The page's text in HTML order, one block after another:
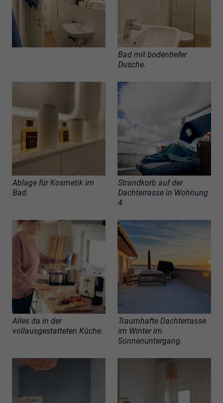
Bad mit bodentiefer
Dusche.
Ablage für Kosmetik im
Bad.
Strandkorb auf der
Dachterrasse in Wohnung
4
Alles da in der
vollausgestatteten Küche.
Traumhafte Dachterrasse
im Winter im
Sonnenuntergang.